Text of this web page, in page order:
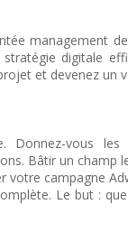
management
digitale
et devenez un
Donnez-vous
Bâtir un champ
votre campagne
Le but :